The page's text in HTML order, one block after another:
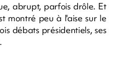
abrupt, parfois drôle. Et
montré peu à l'aise sur le
débats présidentiels, ses